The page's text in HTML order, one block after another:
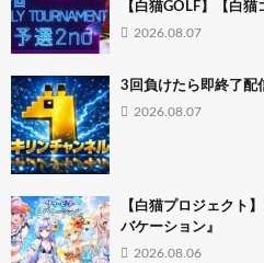
【白猫GOLF】【白猫
2026.08.07
3回負けたら即終了配
2026.08.07
【白猫プロジェクト
バケーション』
2026.08.06